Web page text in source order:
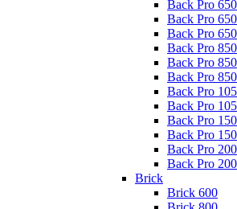
Back Pro 650
Back Pro
Back Pro
Back Pro 850
Back Pro
Back Pro
Back Pro
Back Pro
Back Pro
Back Pro
Back Pro
Back Pro
Brick
Brick 600